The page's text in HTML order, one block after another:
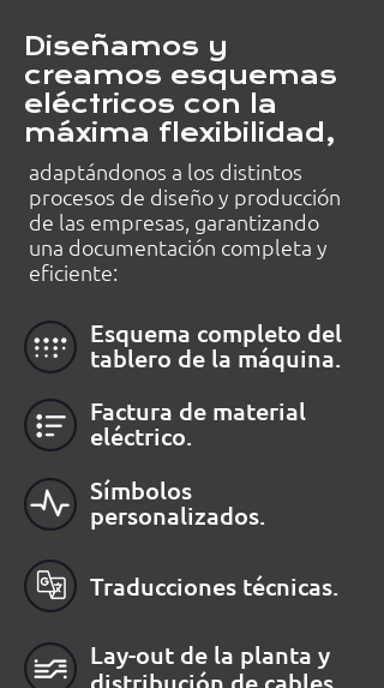
Diseñamos y
creamos esquemas
eléctricos con la
máxima flexibilidad,
adaptándonos a los distintos
procesos de diseño y producción
de las empresas, garantizando
una documentación completa y
eficiente:
Esquema completo del
tablero de la máquina.
Factura de material
eléctrico.
Símbolos
personalizados.
Traducciones técnicas.
Lay-out de la planta y